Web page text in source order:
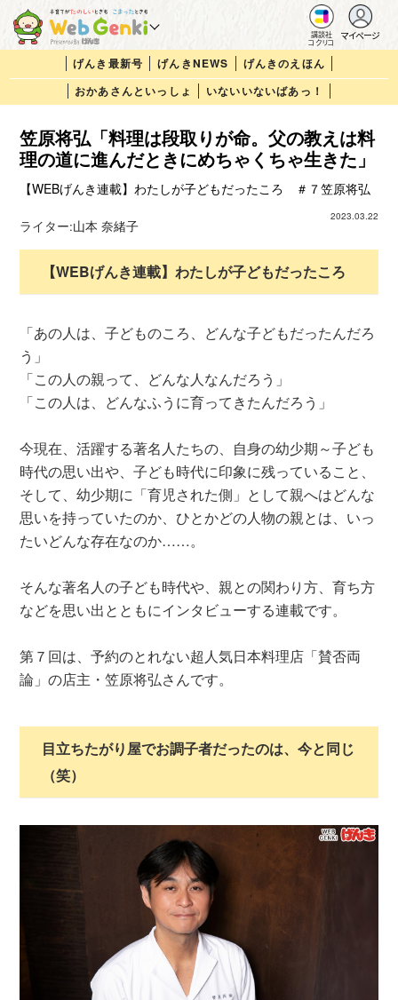
講談社
コクリコ
マイページ
げんき最新号 げんきNEWS
げんきのえほん
おかあさんといっしょ
いないいないばあっ！
笠原将弘「料理は段取りが命。父の教えは料
理の道に進んだときにめちゃくちゃ生きた」
【WEBげんき連載】わたしが子どもだったころ ＃７笠原将弘
2023.03.22
ライター:山本 奈緒子
【WEBげんき連載】わたしが子どもだったころ
「あの人は、子どものころ、どんな子どもだったんだろ
う」
「この人の親って、どんな人なんだろう」
「この人は、どんなふうに育ってきたんだろう」
今現在、活躍する著名人たちの、自身の幼少期～子ども
時代の思い出や、子ども時代に印象に残っていること、
そして、幼少期に「育児された側」として親へはどんな
思いを持っていたのか、ひとかどの人物の親とは、いっ
たいどんな存在なのか……。
そんな著名人の子ども時代や、親との関わり方、育ち方
などを思い出とともにインタビューする連載です。
第７回は、予約のとれない超人気日本料理店「賛否両
論」の店主・笠原将弘さんです。
目立ちたがり屋でお調子者だったのは、今と同じ
（笑）